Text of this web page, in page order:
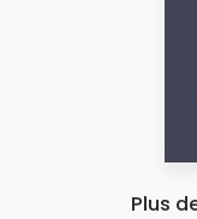
Plus